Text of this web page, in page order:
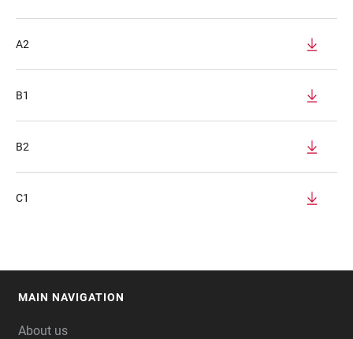
A2
B1
B2
C1
MAIN NAVIGATION
About us